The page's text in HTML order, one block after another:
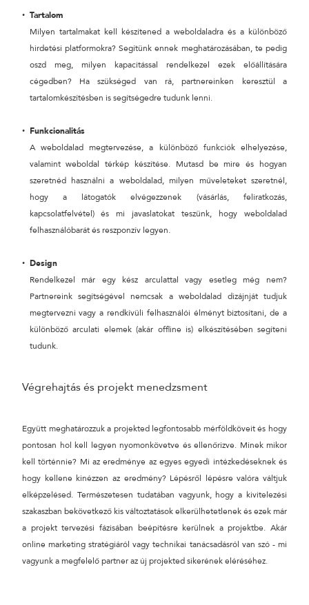
Tartalom
Milyen tartalmakat kell készítened a weboldaladra és a különböző
hirdetési platformokra? Segítünk ennek meghatározásában, te pedig
oszd meg, milyen kapacitással rendelkezel ezek előállítására
cégedben? Ha szükséged van rá, partnereinken keresztül a
tartalomkészítésben is segítségedre tudunk lenni.
Funkcionalitás
A weboldalad megtervezése, a különböző funkciók elhelyezése,
valamint weboldal térkép készítése. Mutasd be mire és hogyan
szeretnéd használni a weboldalad, milyen műveleteket szeretnél,
hogy a látogatók elvégezzenek (vásárlás, feliratkozás,
kapcsolatfelvétel) és mi javaslatokat teszünk, hogy weboldalad
felhasználóbarát és reszponzív legyen.
Design
Rendelkezel már egy kész arculattal vagy esetleg még nem?
Partnereink segítségével nemcsak a weboldalad dizájnját tudjuk
megtervezni vagy a rendkívüli felhasználói élményt biztosítani, de a
különböző arculati elemek (akár offline is) elkészítésében segíteni
tudunk.
Végrehajtás és projekt menedzsment
Együtt meghatározzuk a projekted legfontosabb mérföldköveit és hogy
pontosan hol kell legyen nyomonkövetve és ellenőrizve. Minek mikor
kell történnie? Mi az eredménye az egyes egyedi intézkedéseknek és
hogy kellene kinézzen az eredmény? Lépésről lépésre valóra váltjuk
elképzelésed. Természetesen tudatában vagyunk, hogy a kivitelezési
szakaszban bekövetkező kis változtatások elkerülhetetlenek és ezek már
a projekt tervezési fázisában beépítésre kerülnek a projektbe. Akár
online marketing stratégiáról vagy technikai tanácsadásról van szó - mi
vagyunk a megfelelő partner az új projekted sikerének eléréséhez.